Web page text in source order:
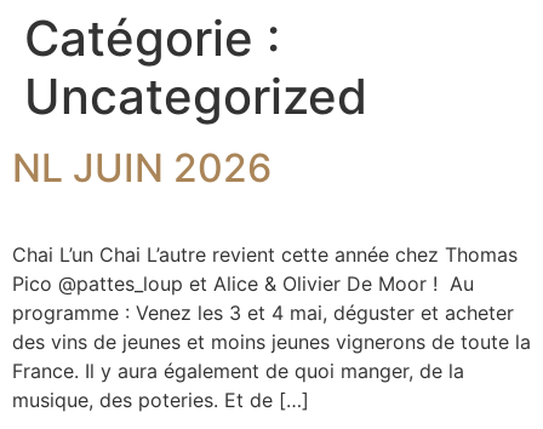
Catégorie :
Uncategorized
NL JUIN 2026
Chai L’un Chai L’autre revient cette année chez Thomas
Pico @pattes_loup et Alice & Olivier De Moor ! Au
programme : Venez les 3 et 4 mai, déguster et acheter
des vins de jeunes et moins jeunes vignerons de toute la
France. Il y aura également de quoi manger, de la
musique, des poteries. Et de […]